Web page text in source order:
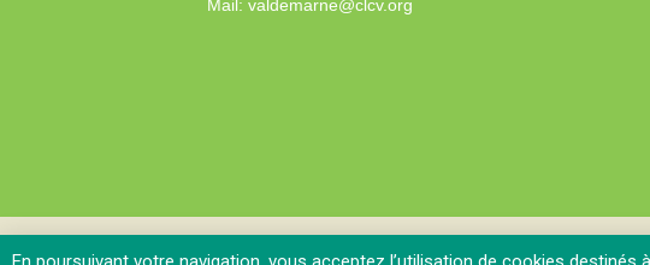
Mail: valdemarne@clcv.org